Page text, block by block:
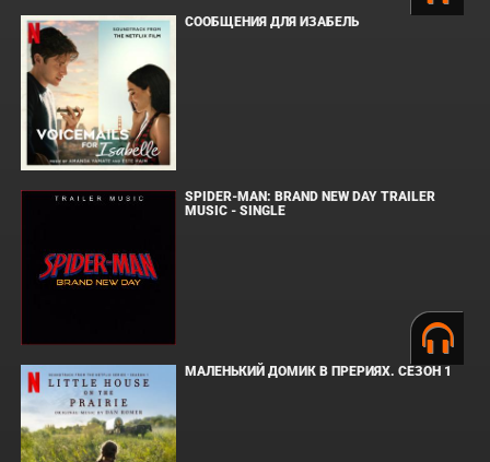
СООБЩЕНИЯ ДЛЯ ИЗАБЕЛЬ
SPIDER-MAN: BRAND NEW DAY TRAILER
MUSIC - SINGLE
МАЛЕНЬКИЙ ДОМИК В ПРЕРИЯХ. СЕЗОН 1